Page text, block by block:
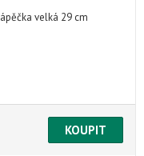
velká 29 cm